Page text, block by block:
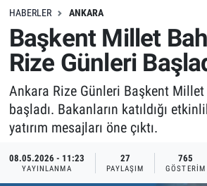
HABERLER ANKARA
Başkent Millet
Rize Günleri
Ankara Rize Günleri Başkent Millet
başladı. Bakanların katıldığı
yatırım mesajları öne çıktı.
08.05.2026 - 11:23
YAYINLANMA
27
PAYLAŞIM
765
GÖSTERIM